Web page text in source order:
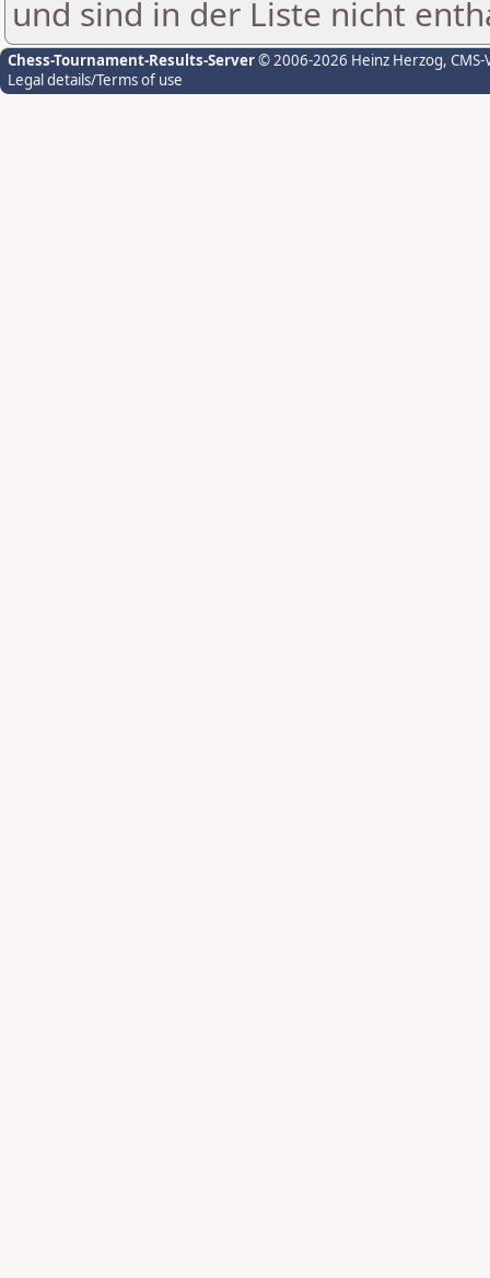
und sind in der Liste nicht
Chess-Tournament-Results-Server© 2006-2026 Heinz Herzog,
Legal details/Terms of use